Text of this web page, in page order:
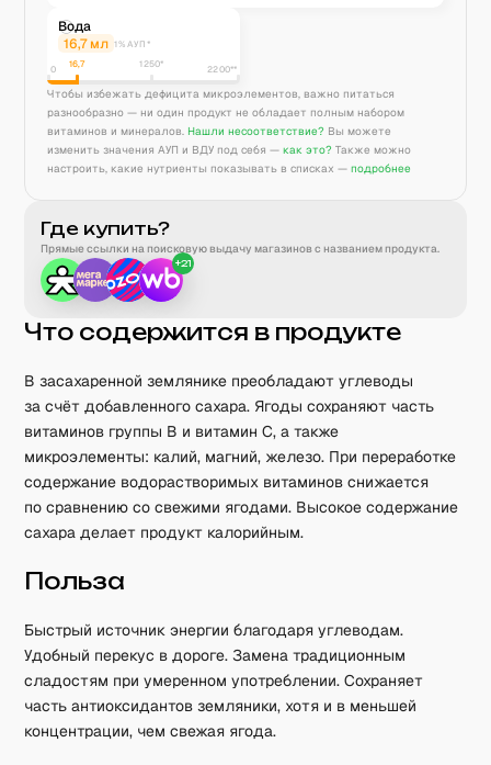
Вода
16,7мл 1% АУП*
0 16,7 1250* 2200**
Чтобы избежать дефицита микроэлементов, важно питаться
разнообразно — ни один продукт не обладает полным набором
витаминов и минералов. Нашли несоответствие? Вы можете
изменить значения АУП и ВДУ под себя — как это? Также можно
настроить, какие нутриенты показывать в списках — подробнее
Где купить?
Прямые ссылки на поисковую выдачу магазинов с названием продукта.
+21
Что содержится в продукте
В засахаренной землянике преобладают углеводы
за счёт добавленного сахара. Ягоды сохраняют часть
витаминов группы B и витамин C, а также
микроэлементы: калий, магний, железо. При переработке
содержание водорастворимых витаминов снижается
по сравнению со свежими ягодами. Высокое содержание
сахара делает продукт калорийным.
Польза
Быстрый источник энергии благодаря углеводам.
Удобный перекус в дороге. Замена традиционным
сладостям при умеренном употреблении. Сохраняет
часть антиоксидантов земляники, хотя и в меньшей
концентрации, чем свежая ягода.